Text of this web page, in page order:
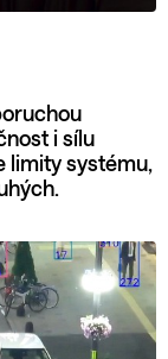
i sílu
limity systému,